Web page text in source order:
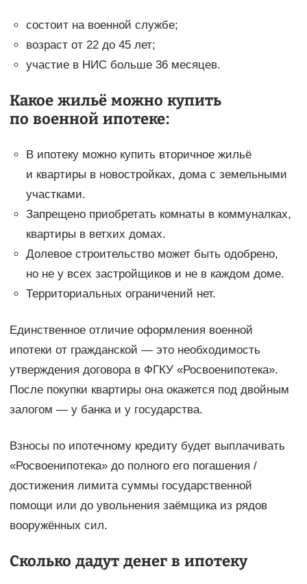
состоит на военной службе;
возраст от 22 до 45 лет;
участие в НИС больше 36 месяцев.
Какое жильё можно купить
по военной ипотеке:
В ипотеку можно купить вторичное жильё
и квартиры в новостройках, дома с земельными
участками.
Запрещено приобретать комнаты в коммуналках,
квартиры в ветхих домах.
Долевое строительство может быть одобрено,
но не у всех застройщиков и не в каждом доме.
Территориальных ограничений нет.
Единственное отличие оформления военной
ипотеки от гражданской — это необходимость
утверждения договора в ФГКУ «Росвоенипотека».
После покупки квартиры она окажется под двойным
залогом — у банка и у государства.
Взносы по ипотечному кредиту будет выплачивать
«Росвоенипотека» до полного его погашения /
достижения лимита суммы государственной
помощи или до увольнения заёмщика из рядов
вооружённых сил.
Сколько дадут денег в ипотеку